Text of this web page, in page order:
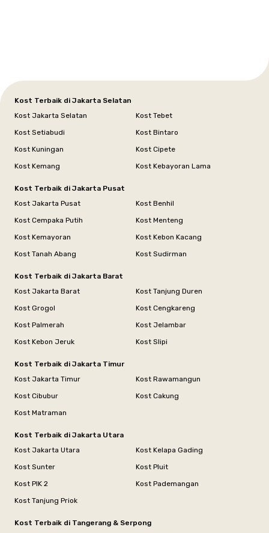
Kost Terbaik di Jakarta Selatan
Kost Jakarta Selatan
Kost Tebet
Kost Setiabudi
Kost Bintaro
Kost Kuningan
Kost Cipete
Kost Kemang
Kost Kebayoran Lama
Kost Terbaik di Jakarta Pusat
Kost Jakarta Pusat
Kost Benhil
Kost Cempaka Putih
Kost Menteng
Kost Kemayoran
Kost Kebon Kacang
Kost Tanah Abang
Kost Sudirman
Kost Terbaik di Jakarta Barat
Kost Jakarta Barat
Kost Tanjung Duren
Kost Grogol
Kost Cengkareng
Kost Palmerah
Kost Jelambar
Kost Kebon Jeruk
Kost Slipi
Kost Terbaik di Jakarta Timur
Kost Jakarta Timur
Kost Rawamangun
Kost Cibubur
Kost Cakung
Kost Matraman
Kost Terbaik di Jakarta Utara
Kost Jakarta Utara
Kost Kelapa Gading
Kost Sunter
Kost Pluit
Kost PIK 2
Kost Pademangan
Kost Tanjung Priok
Kost Terbaik di Tangerang & Serpong